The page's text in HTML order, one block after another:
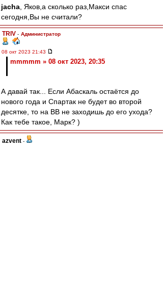
jacha , Яков,а сколько раз,Макси спас
сегодня,Вы не считали?
TRIV - Администратор
08 окт 2023 21:43
mmmmm » 08 окт 2023, 20:35
А давай так... Если Абаскаль остаётся до
нового года и Спартак не будет во второй
десятке, то на ВВ не заходишь до его ухода?
Как тебе такое, Марк? )
azvent -